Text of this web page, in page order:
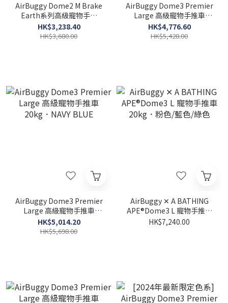
AirBuggy Dome2 M Brake
Earth系列高級寵物手推
車．棕色15kg
HK$3,238.40
HK$3,680.00
AirBuggy Dome3 Premier
Large 高級寵物手推車
12kg．NAVY BLUE
HK$4,776.60
HK$5,428.00
AirBuggy Dome3 Premier
Large 高級寵物手推車
20kg．NAVY BLUE
HK$5,014.20
HK$5,698.00
AirBuggy ✕ A BATHING
APE®Dome3 L 寵物手推車
20kg．粉色/藍色/綠色
HK$7,240.00